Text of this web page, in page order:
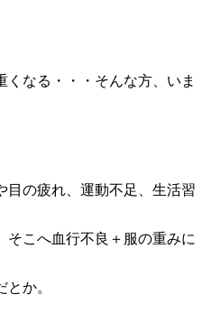
なる・・・そんな方、いま
目の疲れ、運動不足、生活習
そこへ血行不良＋服の重みに
か。